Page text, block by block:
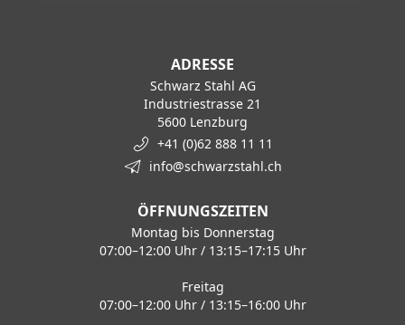
ADRESSE
Schwarz Stahl AG
Industriestrasse 21
5600 Lenzburg
+41 (0)62 888 11 11
info@schwarzstahl.ch
ÖFFNUNGSZEITEN
Montag bis Donnerstag
07:00–12:00 Uhr / 13:15–17:15 Uhr
Freitag
07:00–12:00 Uhr / 13:15–16:00 Uhr